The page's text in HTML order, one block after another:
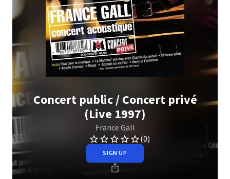
Concert public / Concert privé
(Live 1997)
France Gall
(0)
SIGN UP